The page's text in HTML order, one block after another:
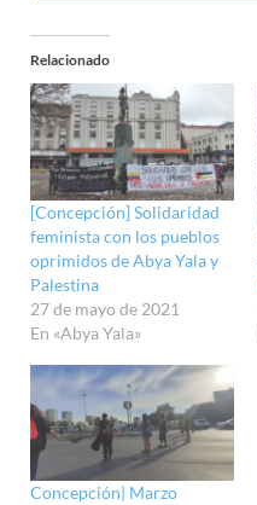
Relacionado
[Concepción] Solidaridad
feminista con los pueblos
oprimidos de Abya Yala y
Palestina
27 de mayo de 2021
En «Abya Yala»
Concepción| Marzo